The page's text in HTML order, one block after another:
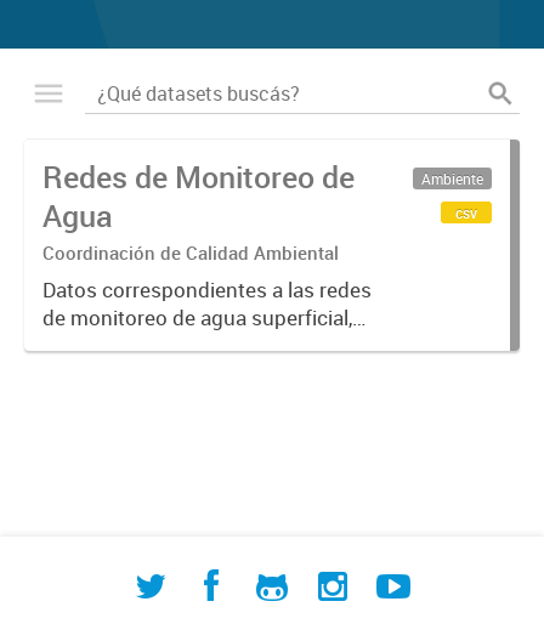
Redes de Monitoreo de
Agua
Coordinación de Calidad Ambiental
Datos correspondientes a las redes
de monitoreo de agua superficial,
subterránea y humedales (cuerpos
Ambiente
csv